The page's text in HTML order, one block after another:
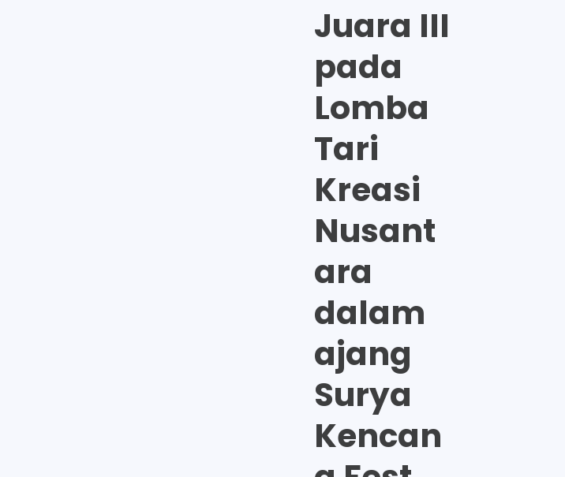
Juara III
pada
Lomba
Tari
Kreasi
Nusant
ara
dalam
ajang
Surya
Kencan